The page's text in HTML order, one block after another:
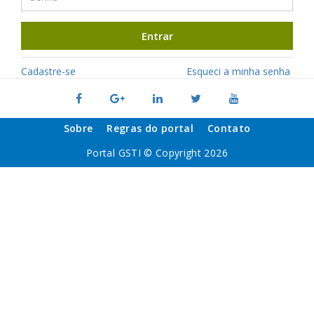
Entrar
Cadastre-se Esqueci a minha senha
Sobre Regras do portal
Contato
Portal GSTI © Copyright 2026